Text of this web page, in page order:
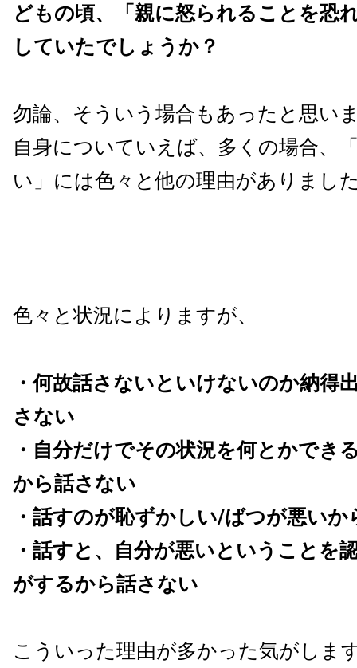
どもの頃、「親に怒られることを恐
していたでしょうか？
勿論、そういう場合もあったと思い
自身についていえば、多くの場合、
い」には色々と他の理由がありまし
色々と状況によりますが、
・何故話さないといけないのか納得
さない
・自分だけでその状況を何とかでき
から話さない
・話すのが恥ずかしい/ばつが悪いか
・話すと、自分が悪いということを
がするから話さない
こういった理由が多かった気がしま